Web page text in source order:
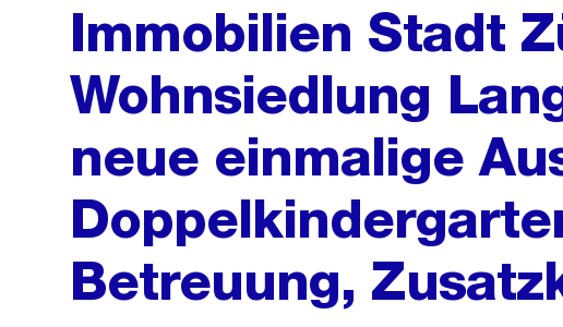
Immobilien Stadt
Wohnsiedlung
neue einmalige
Betreuung,